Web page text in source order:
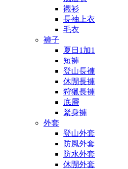
襯衫
長袖上衣
毛衣
褲子
夏日1加1
短褲
登山長褲
休閒長褲
狩獵長褲
底層
緊身褲
外套
登山外套
防風外套
防水外套
休閒外套